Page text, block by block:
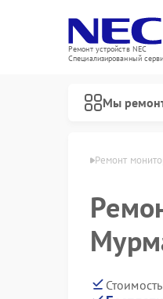
Ремонт устройств NEC
Специализированный
Мы
Ремонт